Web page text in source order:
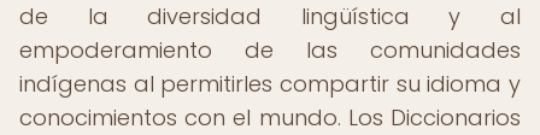
de la diversidad lingüística y al
empoderamiento de las comunidades
indígenas al permitirles compartir su idioma y
conocimientos con el mundo. Los Diccionarios